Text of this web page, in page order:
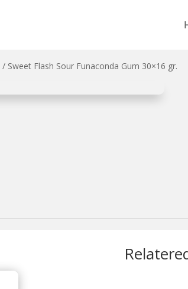
/ Sweet Flash Sour Funaconda Gum 30×16 gr.